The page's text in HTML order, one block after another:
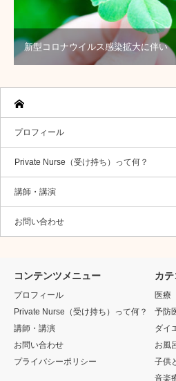
新型コロナウイルス感染拡大に伴い
プロフィール
Private Nurse（受け持ち）って何？
講師・講演
お問い合わせ
コンテンツメニュー
プロフィール
Private Nurse（受け持ち）って何？
講師・講演
お問い合わせ
プライバシーポリシー
カ
医療
予防
ダイ
お風
子供
音楽